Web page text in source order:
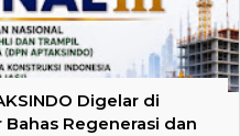
Digelar di
Bahas Regenerasi dan